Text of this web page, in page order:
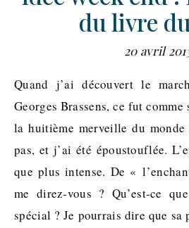
du livre
20 avril
Quand j’ai découvert le marché du livre du parc
Georges Brassens, ce fut
la huitième merveille du
pas, et j’ai été époustouflée.
que plus intense. De «
me direz-vous ? Qu’est-ce
spécial ? Je pourrais dire que sa